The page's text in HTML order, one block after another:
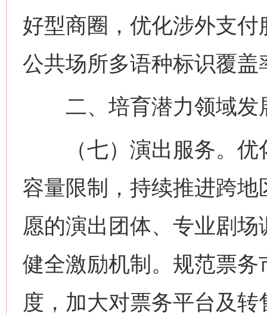
好型商圈，优化涉外支
公共场所多语种标识覆
二、培育潜力领域发
（七）演出服务。优
容量限制，持续推进跨
愿的演出团体、专业剧
健全激励机制。规范票
度，加大对票务平台及